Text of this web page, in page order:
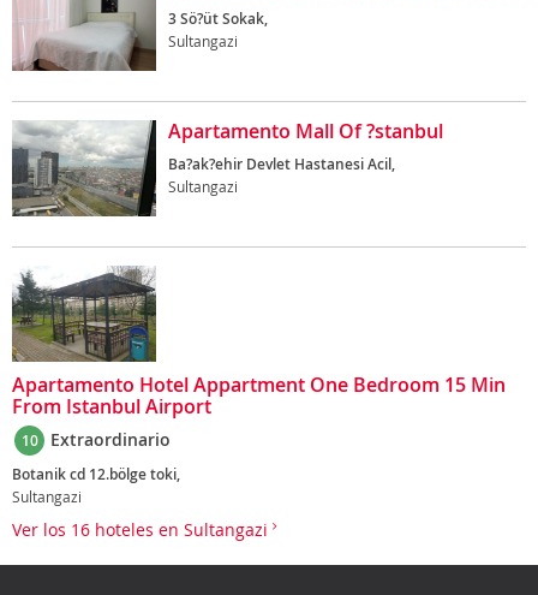
3 Sö?üt Sokak,
Sultangazi
Apartamento Mall Of ?stanbul
Ba?ak?ehir Devlet Hastanesi Acil,
Sultangazi
Apartamento Hotel Appartment One Bedroom 15 Min
From Istanbul Airport
10 Extraordinario
Botanik cd 12.bölge toki,
Sultangazi
Ver los 16 hoteles en Sultangazi